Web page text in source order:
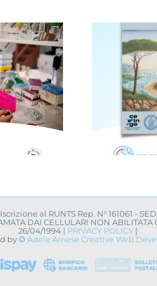
ricerca
convegno
al RUNTS Rep. N° 161061 -
DAI CELLULARI NON
26/04/1994 | PRIVACY POLICY|
by✪ Adele Arnese Creative Web